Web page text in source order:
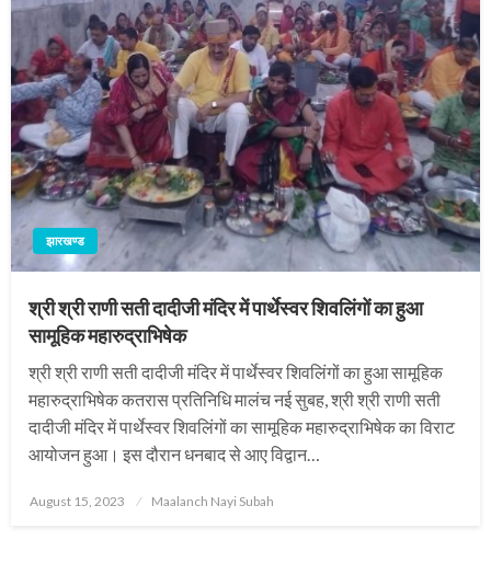
झारखण्ड
श्री श्री राणी सती दादीजी मंदिर में पार्थेस्वर शिवलिंगों का हुआ
सामूहिक महारुद्राभिषेक
श्री श्री राणी सती दादीजी मंदिर में पार्थेस्वर शिवलिंगों का हुआ सामूहिक
महारुद्राभिषेक कतरास प्रतिनिधि मालंच नई सुबह, श्री श्री राणी सती
दादीजी मंदिर में पार्थेस्वर शिवलिंगों का सामूहिक महारुद्राभिषेक का विराट
आयोजन हुआ। इस दौरान धनबाद से आए विद्वान…
Posted
August 15, 2023 Maalanch Nayi Subah